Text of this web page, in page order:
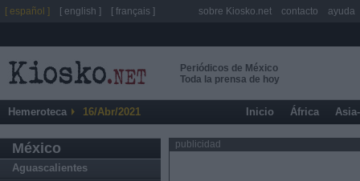
Periódicos de México
Toda la prensa de hoy
Hemeroteca 16/Abr/2021 Inicio África
México
Aguascalientes
publicidad
[ español ] [ english ] [ français ] sobre Kiosko.net contacto ayuda